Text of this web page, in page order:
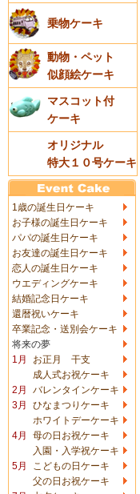
乗物ケーキ
動物・ペット
似顔絵ケーキ
マスコット付
ケーキ
オリジナル
特大１０号ケーキ
1歳の誕生日ケーキ
お子様の誕生日ケーキ
パパの誕生日ケーキ
お友達の誕生日ケーキ
恋人の誕生日ケーキ
ウエディングケーキ
結婚記念日ケーキ
還暦祝いケーキ
卒業記念・送別会ケーキ
将来の夢
1月
お正月 干支
成人式お祝ケーキ
2月
バレンタインケーキ
3月
ひなまつりケーキ
ホワイトデーケーキ
4月
母の日お祝ケーキ
入園・入学祝ケーキ
5月
こどもの日ケーキ
父の日お祝ケーキ